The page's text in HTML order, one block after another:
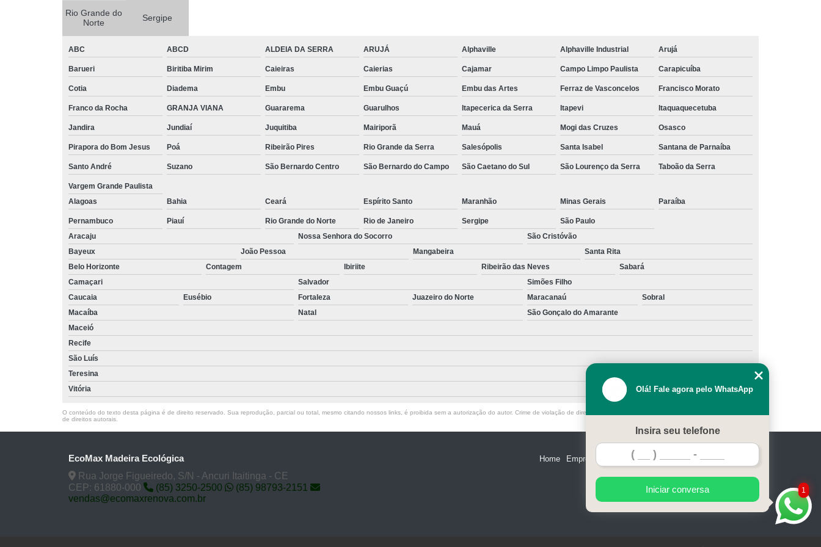
Rio Grande do
Norte
Sergipe
ABC ABCD ALDEIA DA SERRA ARUJÁ Alphaville Alphaville Industrial Arujá
Barueri Biritiba Mirim Caieiras Caierias Cajamar Campo Limpo Paulista Carapicuíba
Cotia Diadema Embu Embu Guaçú Embu das Artes Ferraz de Vasconcelos Francisco Morato
Franco da Rocha GRANJA VIANA Guararema Guarulhos Itapecerica da Serra Itapevi Itaquaquecetuba
Jandira Jundiaí Juquitiba Mairiporã Mauá Mogi das Cruzes Osasco
Pirapora do Bom Jesus Poá Ribeirão Pires Rio Grande da Serra Salesópolis Santa Isabel Santana de Parnaíba
Santo André Suzano São Bernardo Centro São Bernardo do Campo São Caetano do Sul São Lourenço da Serra Taboão da Serra
Vargem Grande Paulista
Alagoas
Bahia Ceará Espírito Santo Maranhão Minas Gerais Paraíba
Pernambuco Piauí Rio Grande do Norte Rio de Janeiro Sergipe
São Paulo
Aracaju
Nossa Senhora do Socorro
São Cristóvão
Bayeux
João Pessoa Mangabeira
Santa Rita
Belo Horizonte
Contagem Ibiriite Ribeirão das Neves
Sabará
Camaçari
Salvador
Simões Filho
Caucaia
Eusébio Fortaleza Juazeiro do Norte Maracanaú
Sobral
Macaíba
Natal
São Gonçalo do Amarante
Maceió
Recife
São Luís
Teresina
Vitória
O conteúdo do texto desta página é de direito reservado. Sua reprodução, parcial ou total, mesmo citando nossos links, é proibida sem a autorização do autor. Crime de violação de direito autoral – artigo 184 do Código Penal –
de direitos autorais
EcoMax Madeira Ecológica
Rua Jorge Figueiredo, S/N - Ancuri Itaitinga - CE
CEP: 61880-000
(85) 3250-2500
(85) 98793-2151
vendas@ecomaxrenova.com.br
Home Empresa Serviços Contato Mapa do site
1
Olá! Fale agora pelo WhatsApp
Insira seu telefone
Iniciar conversa